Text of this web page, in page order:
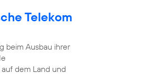
Telekom
beim Ausbau ihrer
dem Land und